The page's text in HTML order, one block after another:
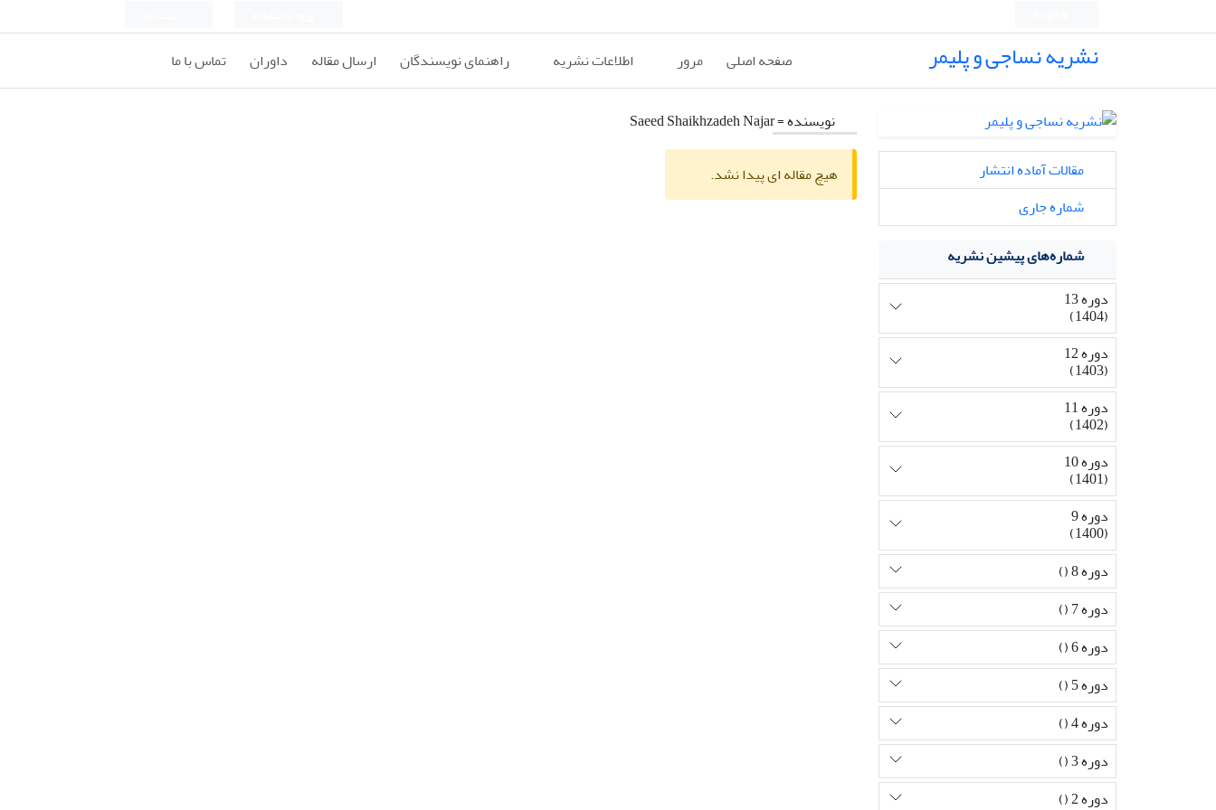
نشریه نساجی و پلیمر صفحه اصلی مرور اطلاعات نشریه راهنمای نویسندگان ارسال مقاله داوران تماس با ما
نویسنده =Saeed Shaikhzadeh Najar
هیچ مقاله ای پیدا نشد.
مقالات آماده انتشار
شماره جاری
شماره‌های پیشین نشریه
دوره 13
(1404)
دوره 12
(1403)
دوره 11
(1402)
دوره 10
(1401)
دوره 9
(1400)
دوره 8 ()
دوره 7 ()
دوره 6 ()
دوره 5 ()
دوره 4 ()
دوره 3 ()
دوره 2 ()